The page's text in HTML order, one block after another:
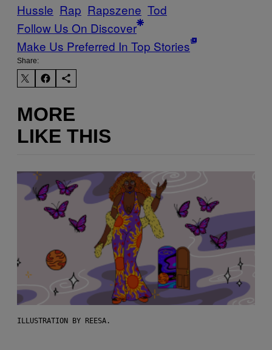
Hussle Rap Rapszene Tod
Follow Us On Discover
Make Us Preferred In Top Stories
Share:
MORE
LIKE THIS
ILLUSTRATION BY REESA.